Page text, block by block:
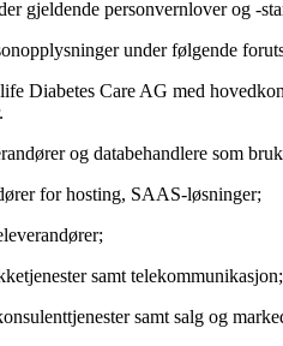
gjeldende personvernlover og -
under følgende
Diabetes Care AG med
og databehandlere som
for hosting, SAAS-løsninger;
samt telekommunikasjon;
samt salg og